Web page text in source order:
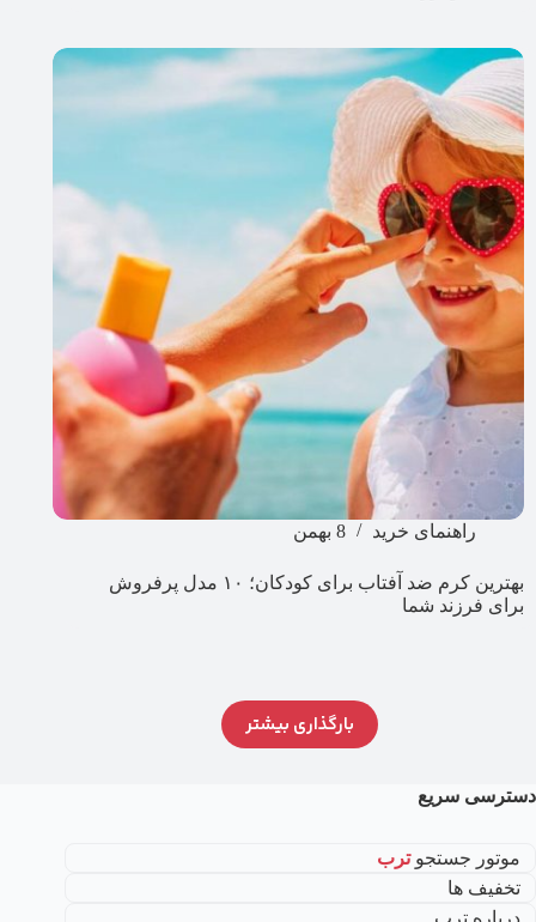
راهنمای خرید 8 بهمن
بهترین کرم ضد آفتاب برای کودکان؛ ۱۰ مدل پرفروش
برای فرزند شما
بارگذاری بیشتر
دسترسی سریع
موتور جستجوترب
تخفیف ها